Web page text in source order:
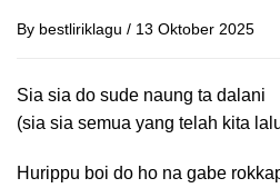
By bestliriklagu / 13 Oktober 2025
Sia sia do sude naung ta dalani
(sia sia semua yang telah kita
Hurippu boi do ho na gabe